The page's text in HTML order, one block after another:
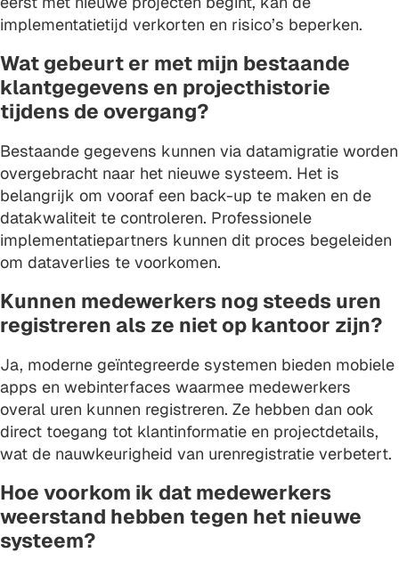
implementatietijd verkorten en risico’s beperken.
Wat gebeurt er met mijn bestaande
klantgegevens en projecthistorie
tijdens de overgang?
Bestaande gegevens kunnen via datamigratie worden
overgebracht naar het nieuwe systeem. Het is
belangrijk om vooraf een back-up te maken en de
datakwaliteit te controleren. Professionele
implementatiepartners kunnen dit proces begeleiden
om dataverlies te voorkomen.
Kunnen medewerkers nog steeds uren
registreren als ze niet op kantoor zijn?
Ja, moderne geïntegreerde systemen bieden mobiele
apps en webinterfaces waarmee medewerkers
overal uren kunnen registreren. Ze hebben dan ook
direct toegang tot klantinformatie en projectdetails,
wat de nauwkeurigheid van urenregistratie verbetert.
Hoe voorkom ik dat medewerkers
weerstand hebben tegen het nieuwe
systeem?